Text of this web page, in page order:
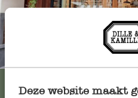
Deze website maakt
Immer in der